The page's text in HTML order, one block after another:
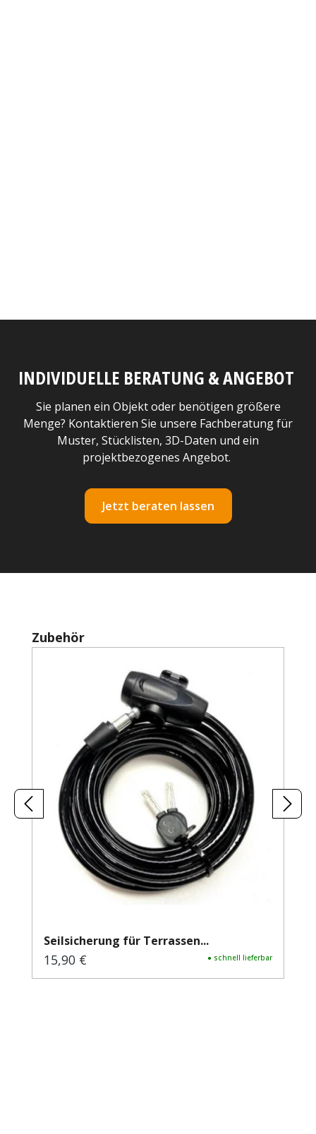
INDIVIDUELLE BERATUNG & ANGEBOT
Sie planen ein Objekt oder benötigen größere
Menge? Kontaktieren Sie unsere Fachberatung für
Muster, Stücklisten, 3D-Daten und ein
projektbezogenes Angebot.
Jetzt beraten lassen
Produktgalerie überspringen
Zubehör
Seilsicherung für Terrassen...
Regulärer Preis:
15,90 € ● schnell lieferbar